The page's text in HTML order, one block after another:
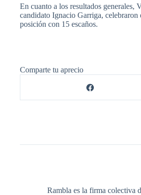
En cuanto a los resultados generales,
candidato Ignacio Garriga, celebraron
posición con 15 escaños.
Comparte tu aprecio
Rambla es la firma colectiva